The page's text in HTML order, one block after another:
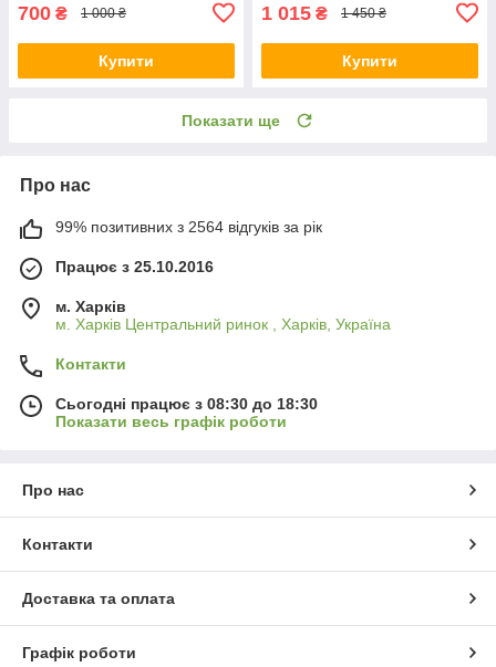
700 ₴ 1 000 ₴
Купити
1 015 ₴ 1 450 ₴
Купити
Показати ще
Про нас
99% позитивних з 2564 відгуків за рік
Працює з 25.10.2016
м. Харків
м. Харків Центральний ринок , Харків, Україна
Контакти
Сьогодні працює з 08:30 до 18:30
Показати весь графік роботи
Про нас
Контакти
Доставка та оплата
Графік роботи